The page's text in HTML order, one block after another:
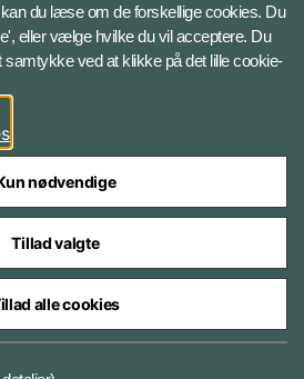
under Forsvarsministeriet
du læse om de forskellige cookies. Du
eller vælge hvilke du vil acceptere. Du
ved at klikke på det lille cookie-
nødvendige
Tillad valgte
alle cookies